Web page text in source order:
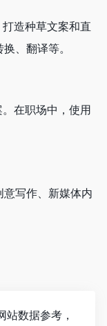
造种草文案和直
、翻译等。
在职场中，使用
写作、新媒体内
站数据参考，